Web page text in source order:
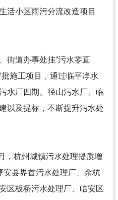
活小区雨污分流改造项目
道办事处挂“污水零直
施工项目，通过临平净水
水厂四期、径山污水厂、临
以及提标，不断提升污水处
杭州城镇污水处理提质增
县界首污水处理厂、余杭
区板桥污水处理厂、临安区